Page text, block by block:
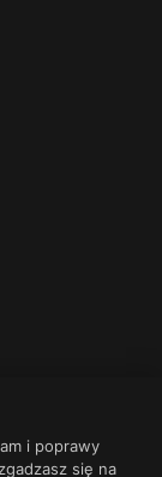
i poprawy
się na